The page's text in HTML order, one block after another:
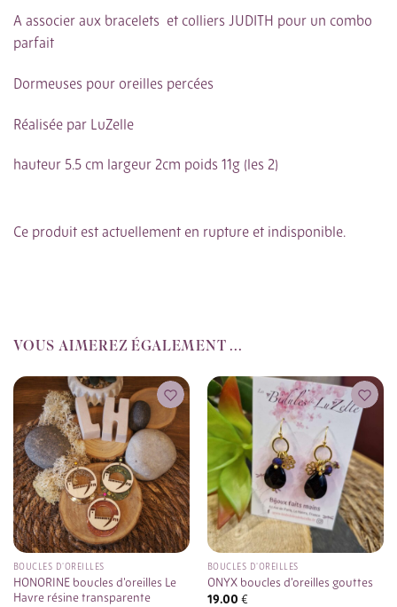
A associer aux bracelets et colliers JUDITH pour un combo
parfait
Dormeuses pour oreilles percées
Réalisée par LuZelle
hauteur 5.5 cm largeur 2cm poids 11g (les 2)
Ce produit est actuellement en rupture et indisponible.
VOUS AIMEREZ ÉGALEMENT ...
BOUCLES D'OREILLES
HONORINE boucles d’oreilles Le
Havre résine transparente
BOUCLES D'OREILLES
ONYX boucles d’oreilles gouttes
19.00 €